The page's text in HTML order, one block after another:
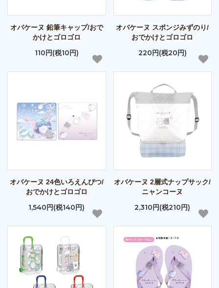
オバケーヌ 鉛筆キャップ/おで
かけとゴロゴロ
110円(税10円)
オバケーヌ スポンジみずのり/
おでかけとゴロゴロ
220円(税20円)
オバケーヌ 24色いろえんぴつ/
おでかけとゴロゴロ
1,540円(税140円)
オバケーヌ 2層式ナップサック/
ニャンコーヌ
2,310円(税210円)